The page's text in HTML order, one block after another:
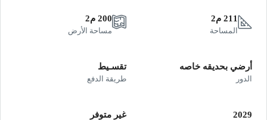
211 م2
المساحة
200 م2
مساحة الأرض
أرضي بحديقه خاصه
الدور
تقسـيط
طريقة الدفع
2029 غير متوفر